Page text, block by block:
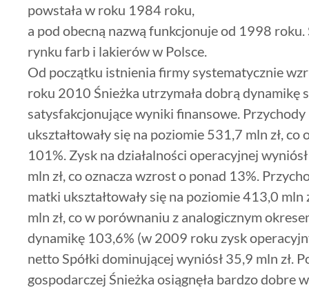
powstała w roku 1984 roku,
a pod obecną nazwą funkcjonuje od 1998
rynku farb i lakierów w Polsce.
Od początku istnienia firmy systematycznie
roku 2010 Śnieżka utrzymała dobrą dynamikę
satysfakcjonujące wyniki finansowe.
ukształtowały się na poziomie 531,7 mln zł,
101%. Zysk na działalności operacyjnej
mln zł, co oznacza wzrost o ponad 13%.
matki ukształtowały się na poziomie 413,0 mln
mln zł, co w porównaniu z analogicznym
dynamikę 103,6% (w 2009 roku zysk
netto Spółki dominującej wyniósł 35,9 mln zł.
gospodarczej Śnieżka osiągnęła bardzo dobre